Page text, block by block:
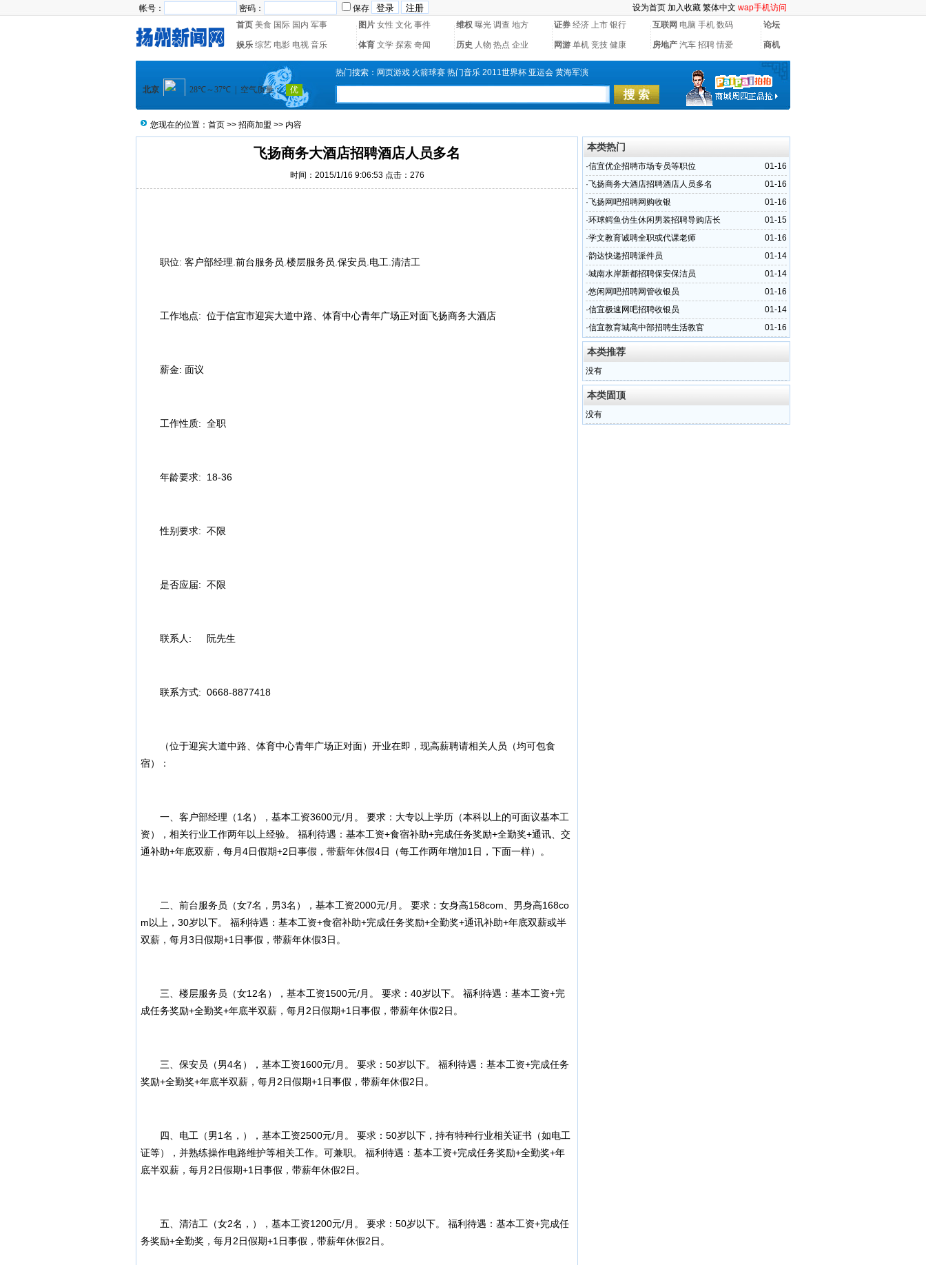
帐号： 密码： 保存 设为首页 加入收藏 繁体中文 wap手机访问
首页 美食 国际 国内 军事 图片 女性 文化 事件 维权 曝光 调查 地方 证券 经济 上市 银行 互联网 电脑 手机 数码 论坛
娱乐 综艺 电影 电视 音乐 体育 文学 探索 奇闻 历史 人物 热点 企业 网游 单机 竞技 健康 房地产 汽车 招聘 情爱 商机
热门搜索： 网页游戏 火箭球赛 热门音乐 2011世界杯 亚运会 黄海军演
您现在的位置： 首页 >> 招商加盟 >> 内容
飞扬商务大酒店招聘酒店人员多名
时间：2015/1/16 9:06:53 点击： 276
职位: 客户部经理.前台服务员.楼层服务员.保安员.电工.清洁工
工作地点: 位于信宜市迎宾大道中路、体育中心青年广场正对面飞扬商务大酒店
薪金: 面议
工作性质: 全职
年龄要求: 18-36
性别要求: 不限
是否应届: 不限
联系人: 阮先生
联系方式: 0668-8877418
（位于迎宾大道中路、体育中心青年广场正对面）开业在即，现高薪聘请相关人员（均可包食
宿）：
一、客户部经理（1名），基本工资3600元/月。 要求：大专以上学历（本科以上的可面议基本工
资），相关行业工作两年以上经验。 福利待遇：基本工资+食宿补助+完成任务奖励+全勤奖+通讯、交
通补助+年底双薪，每月4日假期+2日事假，带薪年休假4日（每工作两年增加1日，下面一样）。
二、前台服务员（女7名，男3名），基本工资2000元/月。 要求：女身高158com、男身高168co
m以上，30岁以下。 福利待遇：基本工资+食宿补助+完成任务奖励+全勤奖+通讯补助+年底双薪或半
双薪，每月3日假期+1日事假，带薪年休假3日。
三、楼层服务员（女12名），基本工资1500元/月。 要求：40岁以下。 福利待遇：基本工资+完
成任务奖励+全勤奖+年底半双薪，每月2日假期+1日事假，带薪年休假2日。
三、保安员（男4名），基本工资1600元/月。 要求：50岁以下。 福利待遇：基本工资+完成任务
奖励+全勤奖+年底半双薪，每月2日假期+1日事假，带薪年休假2日。
四、电工（男1名，），基本工资2500元/月。 要求：50岁以下，持有特种行业相关证书（如电工
证等），并熟练操作电路维护等相关工作。可兼职。 福利待遇：基本工资+完成任务奖励+全勤奖+年
底半双薪，每月2日假期+1日事假，带薪年休假2日。
五、清洁工（女2名，），基本工资1200元/月。 要求：50岁以下。 福利待遇：基本工资+完成任
务奖励+全勤奖，每月2日假期+1日事假，带薪年休假2日。
本类热门
01-16
·信宜优企招聘市场专员等职位
01-16
·飞扬商务大酒店招聘酒店人员多名
01-16
·飞扬网吧招聘网购收银
01-15
·环球鳄鱼仿生休闲男装招聘导购店长
01-16
·学文教育诚聘全职或代课老师
01-14
·韵达快递招聘派件员
01-14
·城南水岸新都招聘保安保洁员
01-16
·悠闲网吧招聘网管收银员
01-14
·信宜极速网吧招聘收银员
01-16
·信宜教育城高中部招聘生活教官
本类推荐
没有
本类固顶
没有